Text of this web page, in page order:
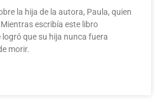
la hija de la autora, Paula, quien
escribía este libro
que su hija nunca fuera
morir.